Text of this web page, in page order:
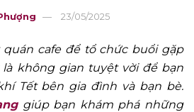
23/05/2025
cafe để tổ chức buổi gặp
không gian tuyệt vời để bạn
Tết bên gia đình và bạn bè.
giúp bạn khám phá những